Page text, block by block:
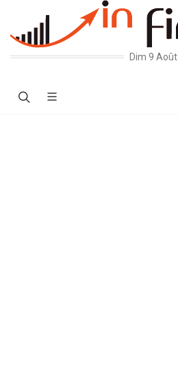
Dim 9 Août